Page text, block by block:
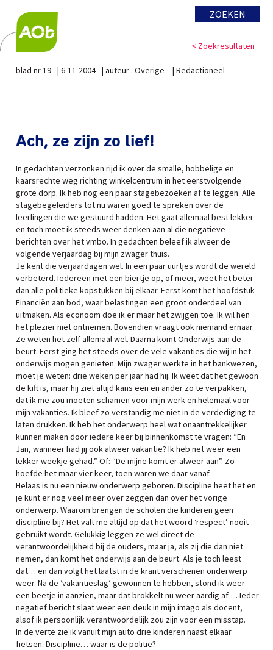
ZOEKEN
< Zoekresultaten
blad nr 19 6-11-2004 auteur . Overige Redactioneel
Ach, ze zijn zo lief!
In gedachten verzonken rijd ik over de smalle, hobbelige en
kaarsrechte weg richting winkelcentrum in het eerstvolgende
grote dorp. Ik heb nog een paar stagebezoeken af te leggen. Alle
stagebegeleiders tot nu waren goed te spreken over de
leerlingen die we gestuurd hadden. Het gaat allemaal best lekker
en toch moet ik steeds weer denken aan al die negatieve
berichten over het vmbo. In gedachten beleef ik alweer de
volgende verjaardag bij mijn zwager thuis.
Je kent die verjaardagen wel. In een paar uurtjes wordt de wereld
verbeterd. Iedereen met een biertje op, of meer, weet het beter
dan alle politieke kopstukken bij elkaar. Eerst komt het hoofdstuk
Financiën aan bod, waar belastingen een groot onderdeel van
uitmaken. Als econoom doe ik er maar het zwijgen toe. Ik wil hen
het plezier niet ontnemen. Bovendien vraagt ook niemand ernaar.
Ze weten het zelf allemaal wel. Daarna komt Onderwijs aan de
beurt. Eerst ging het steeds over de vele vakanties die wij in het
onderwijs mogen genieten. Mijn zwager werkte in het bankwezen,
moet je weten: drie weken per jaar had hij. Ik weet dat het gewoon
de kift is, maar hij ziet altijd kans een en ander zo te verpakken,
dat ik me zou moeten schamen voor mijn werk en helemaal voor
mijn vakanties. Ik bleef zo verstandig me niet in de verdediging te
laten drukken. Ik heb het onderwerp heel wat onaantrekkelijker
kunnen maken door iedere keer bij binnenkomst te vragen: “En
Jan, wanneer had jij ook alweer vakantie? Ik heb net weer een
lekker weekje gehad.” Of: “De mijne komt er alweer aan”. Zo
hoefde het maar vier keer, toen waren we daar vanaf.
Helaas is nu een nieuw onderwerp geboren. Discipline heet het en
je kunt er nog veel meer over zeggen dan over het vorige
onderwerp. Waarom brengen de scholen die kinderen geen
discipline bij? Het valt me altijd op dat het woord ‘respect’ nooit
gebruikt wordt. Gelukkig leggen ze wel direct de
verantwoordelijkheid bij de ouders, maar ja, als zij die dan niet
nemen, dan komt het onderwijs aan de beurt. Als je toch leest
dat… en dan volgt het laatst in de krant verschenen onderwerp
weer. Na de ‘vakantieslag’ gewonnen te hebben, stond ik weer
een beetje in aanzien, maar dat brokkelt nu weer aardig af…. Ieder
negatief bericht slaat weer een deuk in mijn imago als docent,
alsof ik persoonlijk verantwoordelijk zou zijn voor een misstap.
In de verte zie ik vanuit mijn auto drie kinderen naast elkaar
fietsen. Discipline… waar is de politie?